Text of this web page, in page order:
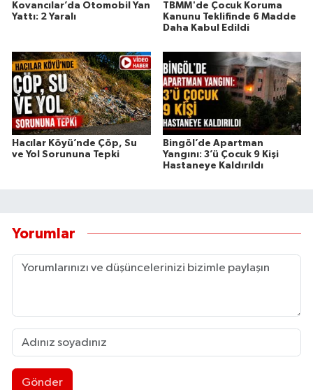
Kovancılar’da Otomobil Yan
Yattı: 2 Yaralı
TBMM'de Çocuk Koruma
Kanunu Teklifinde 6 Madde
Daha Kabul Edildi
Hacılar Köyü’nde Çöp, Su
ve Yol Sorununa Tepki
Bingöl’de Apartman
Yangını: 3’ü Çocuk 9 Kişi
Hastaneye Kaldırıldı
Yorumlar
Gönder